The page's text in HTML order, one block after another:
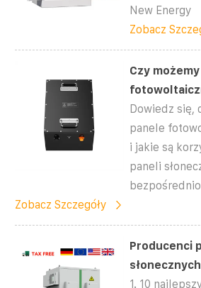
New Energy
Zobacz
Czy
Dowiedz się,
panele
i jakie są
paneli
Zobacz Szczegóły
Producenci
1. 10